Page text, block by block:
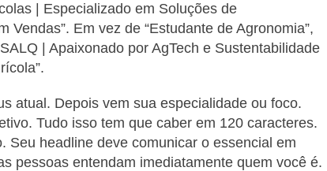
| Especializado em Soluções de
Vendas”. Em vez de “Estudante de Agronomia”,
| Apaixonado por AgTech e Sustentabilidade
atual. Depois vem sua especialidade ou foco.
Tudo isso tem que caber em 120 caracteres.
Seu headline deve comunicar o essencial em
pessoas entendam imediatamente quem você é.